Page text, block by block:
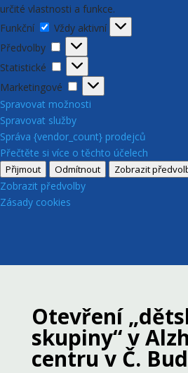
určité vlastnosti a funkce.
Funkční
Funkční
Vždy aktivní
Předvolby
Předvolby
Statistické
Statistické
Marketingové
Marketingové
Spravovat možnosti
Spravovat služby
Správa {vendor_count} prodejců
Přečtěte si více o těchto účelech
Přijmout Odmítnout Zobrazit
Zobrazit předvolby
Zásady cookies
Otevření
skupiny“ v
centru v Č.